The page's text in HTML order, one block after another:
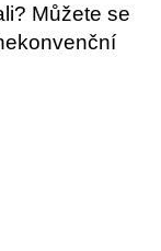
Můžete se